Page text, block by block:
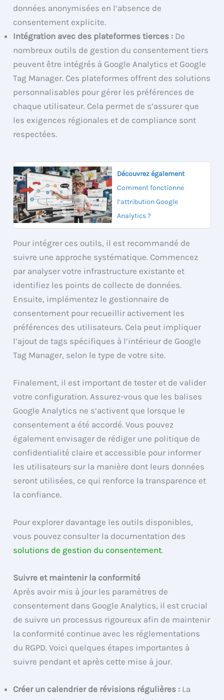
données anonymisées en l’absence de
consentement explicite.
Intégration avec des plateformes tierces : De
nombreux outils de gestion du consentement tiers
peuvent être intégrés à Google Analytics et Google
Tag Manager. Ces plateformes offrent des solutions
personnalisables pour gérer les préférences de
chaque utilisateur. Cela permet de s’assurer que
les exigences régionales et de compliance sont
respectées.
Découvrez également
Comment fonctionne
l’attribution Google
Analytics ?
Pour intégrer ces outils, il est recommandé de
suivre une approche systématique. Commencez
par analyser votre infrastructure existante et
identifiez les points de collecte de données.
Ensuite, implémentez le gestionnaire de
consentement pour recueillir activement les
préférences des utilisateurs. Cela peut impliquer
l’ajout de tags spécifiques à l’intérieur de Google
Tag Manager, selon le type de votre site.
Finalement, il est important de tester et de valider
votre configuration. Assurez-vous que les balises
Google Analytics ne s’activent que lorsque le
consentement a été accordé. Vous pouvez
également envisager de rédiger une politique de
confidentialité claire et accessible pour informer
les utilisateurs sur la manière dont leurs données
seront utilisées, ce qui renforce la transparence et
la confiance.
Pour explorer davantage les outils disponibles,
vous pouvez consulter la documentation des
solutions de gestion du consentement.
Suivre et maintenir la conformité
Après avoir mis à jour les paramètres de
consentement dans Google Analytics, il est crucial
de suivre un processus rigoureux afin de maintenir
la conformité continue avec les réglementations
du RGPD. Voici quelques étapes importantes à
suivre pendant et après cette mise à jour.
Créer un calendrier de révisions régulières : La